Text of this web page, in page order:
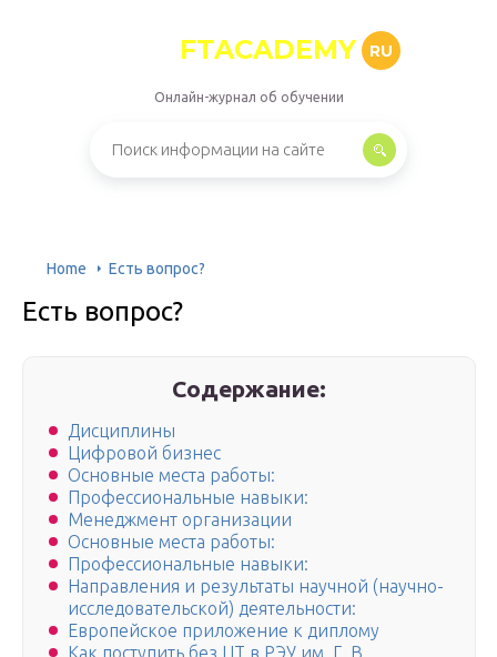
FTACADEMY RU
Онлайн-журнал об обучении
Home Есть вопрос?
Есть вопрос?
Содержание:
Дисциплины
Цифровой бизнес
Основные места работы:
Профессиональные навыки:
Менеджмент организации
Основные места работы:
Профессиональные навыки:
Направления и результаты научной (научно-
исследовательской) деятельности:
Европейское приложение к диплому
Как поступить без ЦТ в РЭУ им. Г. В.